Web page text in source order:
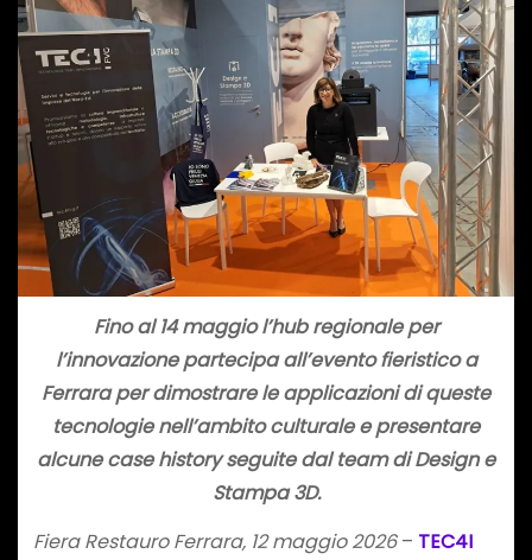
Fino al 14 maggio l’hub regionale per
l’innovazione partecipa all’evento fieristico a
Ferrara per dimostrare le applicazioni di queste
tecnologie nell’ambito culturale e presentare
alcune case history seguite dal team di Design e
Stampa 3D.
Fiera Restauro Ferrara, 12maggio 2026– TEC4I